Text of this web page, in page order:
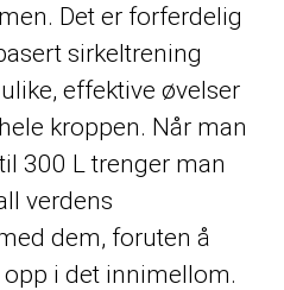
Det er forferdelig
sirkeltrening
effektive øvelser
kroppen. Når man
300 L trenger man
verdens
dem, foruten å
i det innimellom.